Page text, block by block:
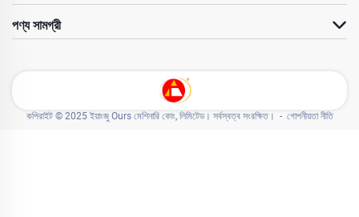
পণ্য সামগ্রী
কপিরাইট © 2025 ইয়াংজু Ours মেশিনারি কোং, লিমিটেড। সর্বস্বত্ব সংরক্ষিত। - গোপনীয়তা নীতি